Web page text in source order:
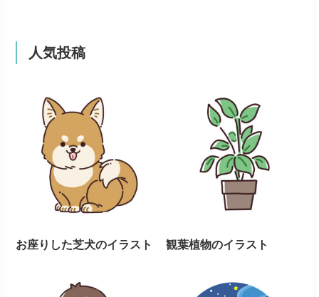
人気投稿
お座りした芝犬のイラスト 観葉植物のイラスト